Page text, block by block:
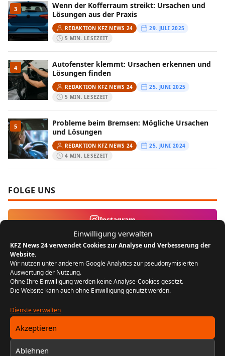
Einwilligung verwalten
KFZ News 24 verwendet Cookies zur Analyse und Verbesserung der
Website.
Wir nutzen unter anderem Google Analytics zur pseudonymisierten
Auswertung der Nutzung.
Ohne Ihre Einwilligung werden keine Analyse-Cookies gesetzt.
Die Website kann auch ohne Einwilligung genutzt werden.
Dienste verwalten
Akzeptieren
Ablehnen
3
Wenn der Kofferraum streikt: Ursachen und
Lösungen aus der Praxis
REDAKTION KFZ NEWS 24
29. JULI 2025
5 MIN. LESEZEIT
4
Autofenster klemmt: Ursachen erkennen und
Lösungen finden
REDAKTION KFZ NEWS 24
25. JUNI 2025
5 MIN. LESEZEIT
5
Probleme beim Bremsen: Mögliche Ursachen
und Lösungen
REDAKTION KFZ NEWS 24
25. JUNI 2024
4 MIN. LESEZEIT
FOLGE UNS
Instagram
MEIST GELESEN
1
Der Bikergruß: Ein Zeichen der
Zusammengehörigkeit unter Motorradfahrern
FIN entschlüsseln: Baujahr, Motor &
Ausstattung prüfen